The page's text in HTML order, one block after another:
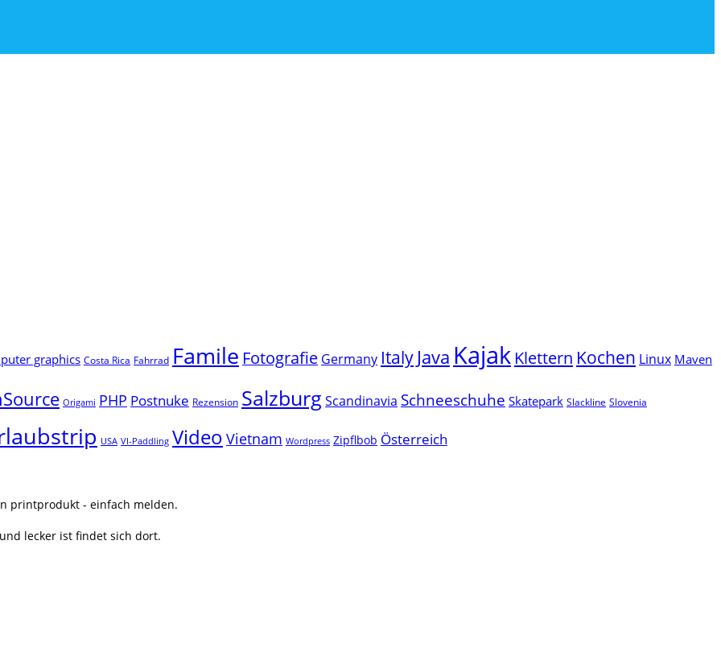
graphics Costa Rica Fahrrad Famile Fotografie Germany Italy Java Kajak Klettern Kochen Linux Maven
Origami PHP Postnuke Rezension SalzburgScandinavia Schneeschuhe Skatepark Slackline Slovenia
USA VI-Paddling Video Vietnam Wordpress Zipflbob Österreich
printprodukt - einfach melden.
lecker ist findet sich dort.